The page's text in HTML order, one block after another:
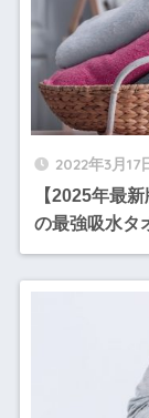
2022年3月17
【2025年最
の最強吸水タ